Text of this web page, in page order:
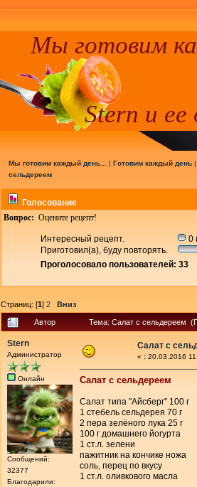
Мы готовим
Stern и ее
Мы готовим каждый день... | Готовим каждый день
сельдереем
Голосование
Вопрос: Оцените рецепт!
Интересный рецепт.
0
Приготовил(а), буду повторять.
Проголосовало пользователей: 33
Страниц: [1] 2 Вниз
Автор Тема: Салат с сельдереем
Stern
Администратор
Онлайн
Сообщений:
32377
Благодарили:
Салат с
« : 20.03.2016
Салат с сельдереем
Салат типа "Айсберг" 100 г
1 стебель сельдерея 70 г
2 пера зелёного лука 25 г
100 г домашнего йогурта
1 ст.л. зелени
пажитник на кончике ножа
соль, перец по вкусу
1 ст.л. оливкового масла